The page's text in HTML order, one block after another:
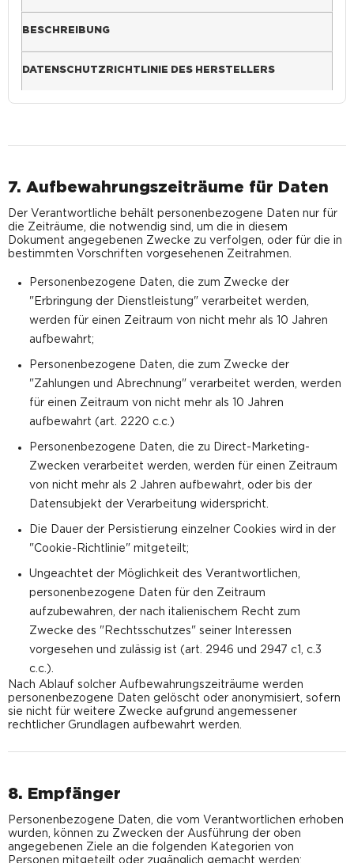
7. Aufbewahrungszeiträume für Daten
Der Verantwortliche behält personenbezogene Daten nur für
die Zeiträume, die notwendig sind, um die in diesem
Dokument angegebenen Zwecke zu verfolgen, oder für die in
bestimmten Vorschriften vorgesehenen Zeitrahmen.
Personenbezogene Daten, die zum Zwecke der
"Erbringung der Dienstleistung" verarbeitet werden,
werden für einen Zeitraum von nicht mehr als 10 Jahren
aufbewahrt;
Personenbezogene Daten, die zum Zwecke der
"Zahlungen und Abrechnung" verarbeitet werden, werden
für einen Zeitraum von nicht mehr als 10 Jahren
aufbewahrt (art. 2220 c.c.)
Personenbezogene Daten, die zu Direct-Marketing-
Zwecken verarbeitet werden, werden für einen Zeitraum
von nicht mehr als 2 Jahren aufbewahrt, oder bis der
Datensubjekt der Verarbeitung widerspricht.
Die Dauer der Persistierung einzelner Cookies wird in der
"Cookie-Richtlinie" mitgeteilt;
Ungeachtet der Möglichkeit des Verantwortlichen,
personenbezogene Daten für den Zeitraum
aufzubewahren, der nach italienischem Recht zum
Zwecke des "Rechtsschutzes" seiner Interessen
vorgesehen und zulässig ist (art. 2946 und 2947 c1, c.3
c.c.).
Nach Ablauf solcher Aufbewahrungszeiträume werden
personenbezogene Daten gelöscht oder anonymisiert, sofern
sie nicht für weitere Zwecke aufgrund angemessener
rechtlicher Grundlagen aufbewahrt werden.
8. Empfänger
Personenbezogene Daten, die vom Verantwortlichen erhoben
wurden, können zu Zwecken der Ausführung der oben
angegebenen Ziele an die folgenden Kategorien von
Personen mitgeteilt oder zugänglich gemacht werden: